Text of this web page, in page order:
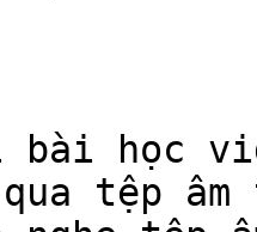
bài học
tệp âm